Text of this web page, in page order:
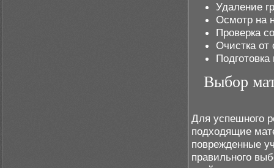
Удаление
Осмотр на
Проверка
Очистка от
Выбор
Для успешного
подходящие
поврежденные
правильного